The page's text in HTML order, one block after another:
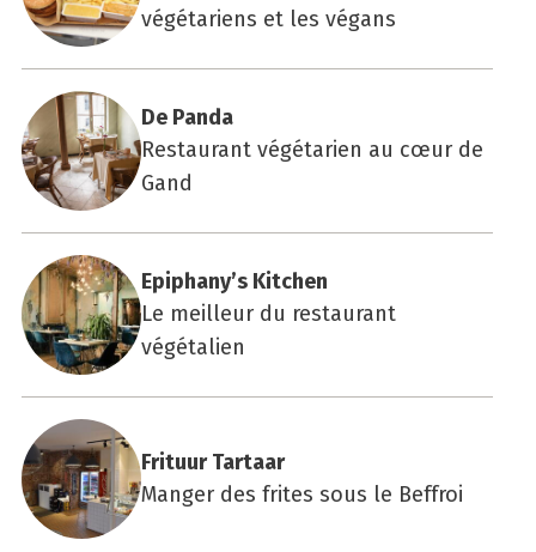
végétariens et les végans
De Pan­da
Restaurant végétarien au cœur de
Gand
Epiphany’s Kit­chen
Le meilleur du restaurant
végétalien
Fri­tuur Tar­taar
Manger des frites sous le Beffroi